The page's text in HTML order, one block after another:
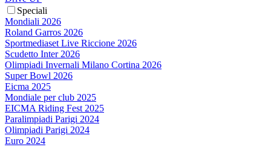
Speciali
Mondiali 2026
Roland Garros 2026
Sportmediaset Live Riccione 2026
Scudetto Inter 2026
Olimpiadi Invernali Milano Cortina 2026
Super Bowl 2026
Eicma 2025
Mondiale per club 2025
EICMA Riding Fest 2025
Paralimpiadi Parigi 2024
Olimpiadi Parigi 2024
Euro 2024